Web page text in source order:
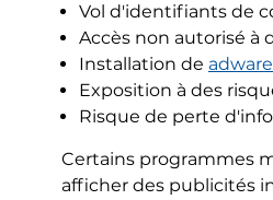
Vol d'identifiants de
Accès non autorisé à
Installation de adware
Exposition à des
Risque de perte
Certains programmes
afficher des publicités